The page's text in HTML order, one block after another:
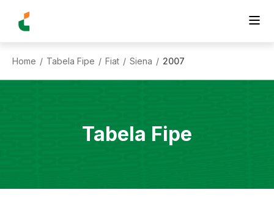
Home / Tabela Fipe / Fiat / Siena / 2007
Tabela Fipe